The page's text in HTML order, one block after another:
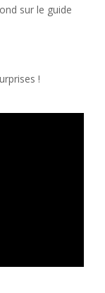
sur le guide
!